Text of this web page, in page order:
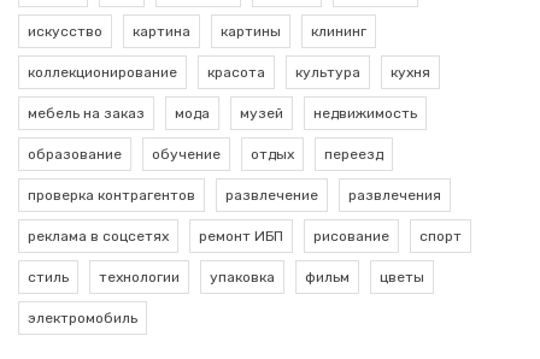
искусство картина картины клининг
коллекционирование красота культура кухня
мебель на заказ мода музей недвижимость
образование обучение отдых переезд
проверка контрагентов развлечение развлечения
реклама в соцсетях ремонт ИБП рисование спорт
стиль технологии упаковка фильм цветы
электромобиль